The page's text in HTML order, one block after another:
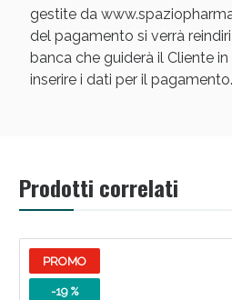
gestite da
del pagamento si verrà
banca che guiderà il Cliente
inserire i dati per il pagamento.
Prodotti correlati
PROMO
-19 %